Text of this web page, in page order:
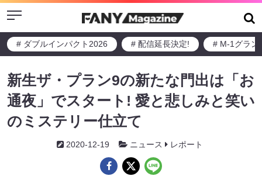
Menu
# ダブルインパクト2026 # 配信延長決定! # M-1グラン
新生ザ・プラン9の新たな門出は「お
通夜」でスタート! 愛と悲しみと笑い
のミステリー仕立て
2020-12-19 ニュース レポート